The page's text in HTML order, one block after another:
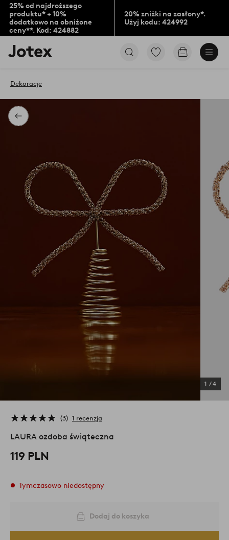
25% od najdroższego
produktu* + 10%
dodatkowo na obniżone
ceny**. Kod: 424882
20% zniżki na zasłony*.
Użyj kodu: 424992
Logo
Jotex
na
stronę
PrzejdźPrzejdź
Powrót
Dekoracje
1 /4
3 1 recenzja
LAURA ozdoba świąteczna
119 PLN
Tymczasowo niedostępny
Dodaj do koszyka